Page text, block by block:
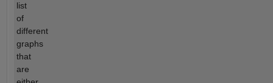
list
of
different
graphs
that
are